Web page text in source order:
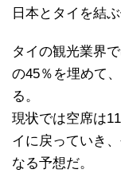
日本とタイを結
タイの観光業界
の45％を埋めて
る。
現状では空席は
イに戻っていき
なる予想だ。